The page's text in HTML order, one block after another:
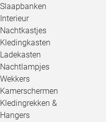
Slaapbanken
Interieur
Nachtkastjes
Kledingkasten
Ladekasten
Nachtlampjes
Wekkers
Kamerschermen
Kledingrekken &
Hangers